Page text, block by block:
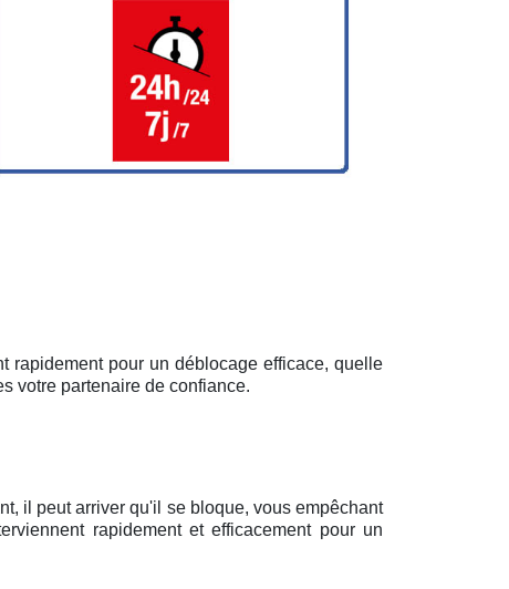
rapidement pour un déblocage efficace, quelle
votre partenaire de confiance.
il peut arriver qu'il se bloque, vous empêchant
rapidement et efficacement pour un